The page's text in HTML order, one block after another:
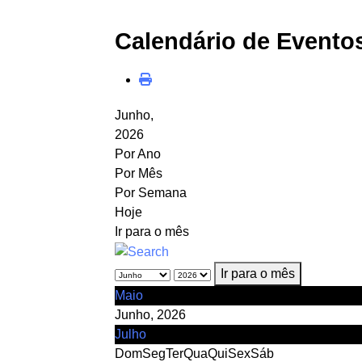
Calendário de
Junho,
2026
Por Ano
Por Mês
Por Semana
Hoje
Ir para o mês
Ir para o mês
Maio
Junho, 2026
Julho
DomSegTerQuaQuiSexSáb